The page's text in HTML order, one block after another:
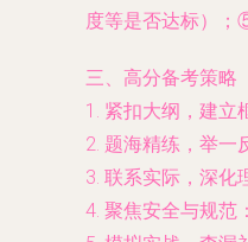
度等是否达标）
三、高分备考策略
1. 紧扣大纲，建立
2. 题海精练，举一
3. 联系实际，深化
4. 聚焦安全与规范